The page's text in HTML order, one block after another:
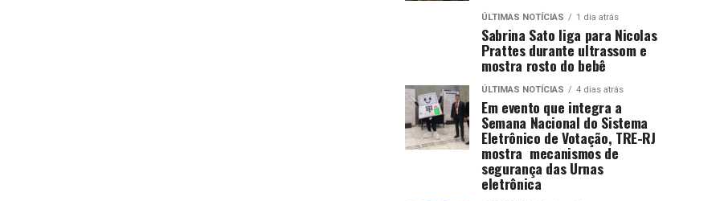
ÚLTIMAS NOTÍCIAS 1 dia atrás
Sabrina Sato liga para Nicolas
Prattes durante ultrassom e
mostra rosto do bebê
ÚLTIMAS NOTÍCIAS 4 dias atrás
Em evento que integra a
Semana Nacional do Sistema
Eletrônico de Votação, TRE-RJ
mostra mecanismos de
segurança das Urnas
eletrônica